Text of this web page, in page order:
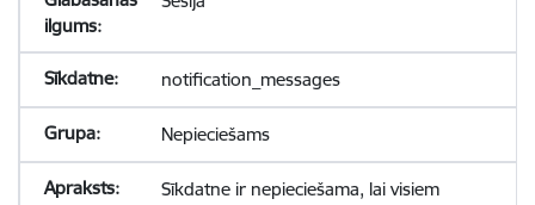
notification_messages
Nepieciešams
Sīkdatne ir nepieciešama, lai visiem